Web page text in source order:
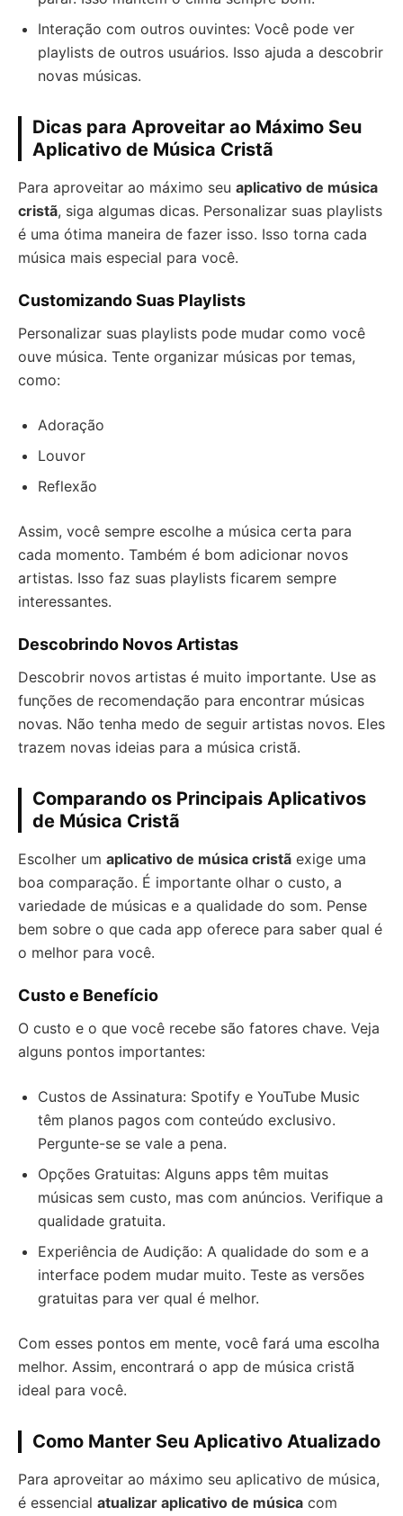
Interação com outros ouvintes: Você pode ver
playlists de outros usuários. Isso ajuda a descobrir
novas músicas.
Dicas para Aproveitar ao Máximo Seu
Aplicativo de Música Cristã
Para aproveitar ao máximo seu aplicativo de música
cristã, siga algumas dicas. Personalizar suas playlists
é uma ótima maneira de fazer isso. Isso torna cada
música mais especial para você.
Customizando Suas Playlists
Personalizar suas playlists pode mudar como você
ouve música. Tente organizar músicas por temas,
como:
Adoração
Louvor
Reflexão
Assim, você sempre escolhe a música certa para
cada momento. Também é bom adicionar novos
artistas. Isso faz suas playlists ficarem sempre
interessantes.
Descobrindo Novos Artistas
Descobrir novos artistas é muito importante. Use as
funções de recomendação para encontrar músicas
novas. Não tenha medo de seguir artistas novos. Eles
trazem novas ideias para a música cristã.
Comparando os Principais Aplicativos
de Música Cristã
Escolher um aplicativo de música cristã exige uma
boa comparação. É importante olhar o custo, a
variedade de músicas e a qualidade do som. Pense
bem sobre o que cada app oferece para saber qual é
o melhor para você.
Custo e Benefício
O custo e o que você recebe são fatores chave. Veja
alguns pontos importantes:
Custos de Assinatura: Spotify e YouTube Music
têm planos pagos com conteúdo exclusivo.
Pergunte-se se vale a pena.
Opções Gratuitas: Alguns apps têm muitas
músicas sem custo, mas com anúncios. Verifique a
qualidade gratuita.
Experiência de Audição: A qualidade do som e a
interface podem mudar muito. Teste as versões
gratuitas para ver qual é melhor.
Com esses pontos em mente, você fará uma escolha
melhor. Assim, encontrará o app de música cristã
ideal para você.
Como Manter Seu Aplicativo Atualizado
Para aproveitar ao máximo seu aplicativo de música,
é essencial atualizar aplicativo de música com